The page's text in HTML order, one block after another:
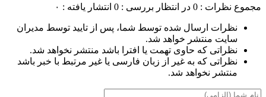
مجموع نظرات : 0 در انتظار بررسی : 0 انتشار یافته : ۰
نظرات ارسال شده توسط شما، پس از تایید توسط مدیران
سایت منتشر خواهد شد.
نظراتی که حاوی تهمت یا افترا باشد منتشر نخواهد شد.
نظراتی که به غیر از زبان فارسی یا غیر مرتبط با خبر باشد
منتشر نخواهد شد.